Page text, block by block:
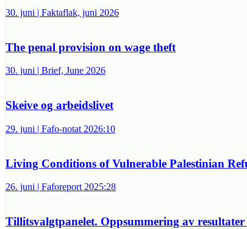
30. juni | Faktaflak, juni 2026
The penal provision on wage theft
30. juni | Brief, June 2026
Skeive og arbeidslivet
29. juni | Fafo-notat 2026:10
Living Conditions of Vulnerable Palestinian
26. juni | Faforeport 2025:28
Tillitsvalgtpanelet. Oppsummering av